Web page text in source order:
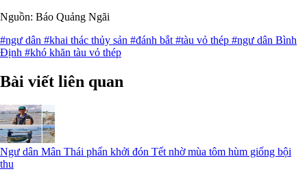
Nguồn: Báo Quảng Ngãi
#ngư dân #khai thác thủy sản #đánh bắt #tàu vỏ thép #ngư dân Bình
Định #khó khăn tàu vỏ thép
Bài viết liên quan
Ngư dân Mân Thái phấn khởi đón Tết nhờ mùa tôm hùm giống bội
thu